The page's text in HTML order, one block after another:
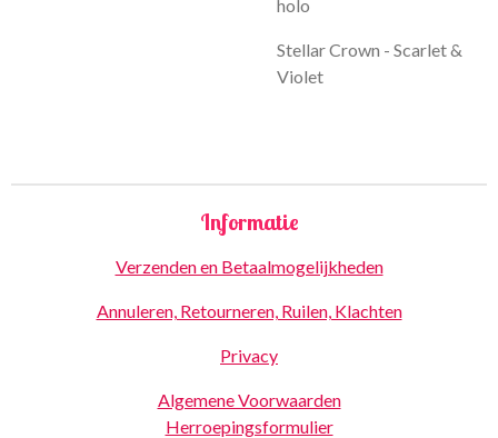
holo
Stellar Crown - Scarlet &
Violet
Informatie
Verzenden en Betaalmogelijkheden
Annuleren, Retourneren, Ruilen, Klachten
Privacy
Algemene Voorwaarden
Herroepingsformulier